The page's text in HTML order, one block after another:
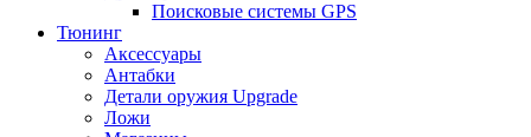
Поисковые системы GPS
Тюнинг
Аксессуары
Антабки
Детали оружия Upgrade
Ложи